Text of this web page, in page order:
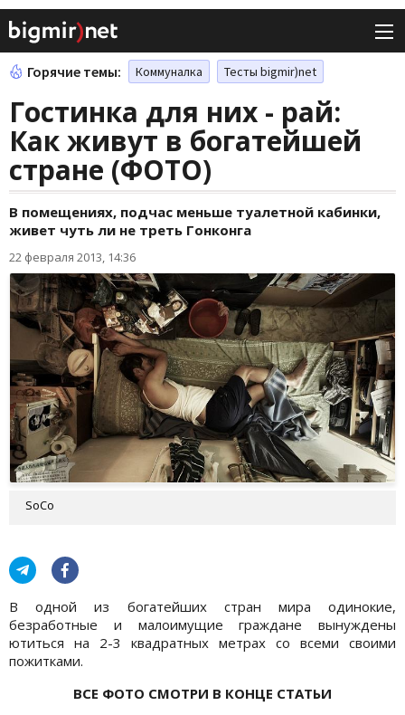
Горячие темы: Коммуналка Тесты bigmir)net
Гостинка для них - рай:
Как живут в богатейшей
стране (ФОТО)
В помещениях, подчас меньше туалетной кабинки,
живет чуть ли не треть Гонконга
22 февраля 2013, 14:36
SoCo
В одной из богатейших стран мира одинокие,
безработные и малоимущие граждане вынуждены
ютиться на 2-3 квадратных метрах со всеми своими
пожитками.
ВСЕ ФОТО СМОТРИ В КОНЦЕ СТАТЬИ